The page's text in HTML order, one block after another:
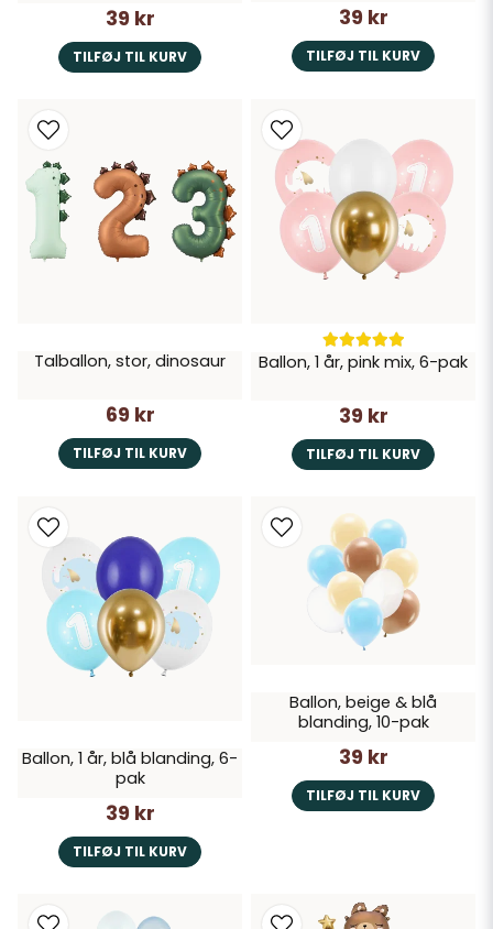
39 kr
TILFØJ TIL KURV
39 kr
TILFØJ TIL KURV
Talballon, stor, dinosaur
69 kr
TILFØJ TIL KURV
Ballon, 1 år, pink mix, 6-pak
39 kr
TILFØJ TIL KURV
Ballon, 1 år, blå blanding, 6-
pak
39 kr
TILFØJ TIL KURV
Ballon, beige & blå
blanding, 10-pak
39 kr
TILFØJ TIL KURV